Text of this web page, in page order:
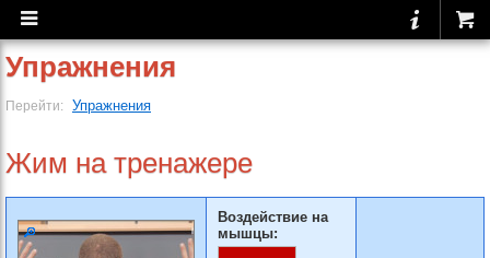
Упражнения
Перейти: Упражнения
Жим на тренажере
Воздействие на
мышцы: